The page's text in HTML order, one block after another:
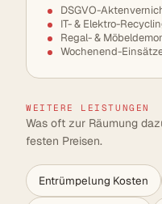
DSGVO-
IT- & Elektro-
Regal- &
Wochenend-
WEITERE LEISTUNGEN
Was oft zur Räumung
festen Preisen.
Entrümpelung Kosten